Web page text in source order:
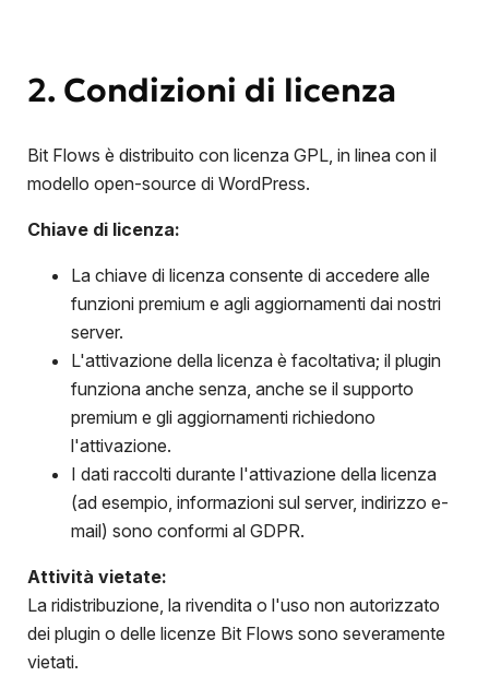
2. Condizioni di licenza
Bit Flows è distribuito con licenza GPL, in linea con il
modello open-source di WordPress.
Chiave di licenza:
La chiave di licenza consente di accedere alle
funzioni premium e agli aggiornamenti dai nostri
server.
L'attivazione della licenza è facoltativa; il plugin
funziona anche senza, anche se il supporto
premium e gli aggiornamenti richiedono
l'attivazione.
I dati raccolti durante l'attivazione della licenza
(ad esempio, informazioni sul server, indirizzo e-
mail) sono conformi al GDPR.
Attività vietate:
La ridistribuzione, la rivendita o l'uso non autorizzato
dei plugin o delle licenze Bit Flows sono severamente
vietati.